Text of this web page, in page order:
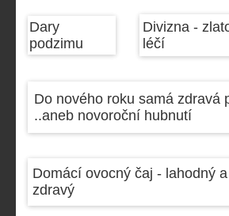
Dary
podzimu
Divizna -
léčí
Do nového roku samá zdravá
..aneb novoroční hubnutí
Domácí ovocný čaj - lahodný a
zdravý